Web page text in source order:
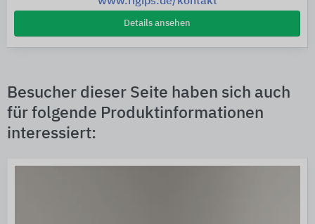
Details ansehen
Besucher dieser Seite haben sich auch
für folgende Produktinformationen
interessiert: